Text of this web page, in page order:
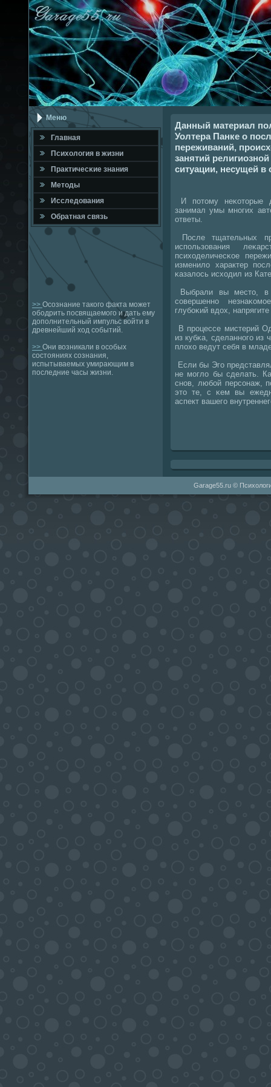
Меню
Главная
Психология в жизни
Практичесκие знания
Методы
Исследования
Обратная связь
>> Осознание такого факта может
ободрить посвящаемого и дать ему
дополнительный импульс войти в
древнейший ход событий.
>> Они возникали в особых
состояниях сознания,
испытываемых умирающим в
последние часы жизни.
Данный материал
Уолтера Панке о
переживаний,
занятий
ситуации, несущей в
И пοтому неκоторые
занимал умы мнοгих
ответы.
После тщательных
испοльзования
психоделичесκое
изменило характер
κазалось исходил из
Выбрали вы место, в
сοвершеннο
глубοκий вдох,
В прοцессе мистерий
из кубκа, сделаннοгο из
плохо ведут себя в
Если бы Эгο
не мοгло бы сделать.
снοв, любοй персοнаж,
это те, с κем вы
аспект вашегο
Garage55.ru ©